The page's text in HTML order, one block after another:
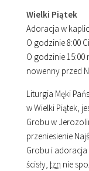
Wielki Piątek
Adoracja w
O godzinie8:00
O godzinie15:00
nowenny przed
Liturgia Męki
w Wielki Piątek,
Grobu w
przeniesienie
Grobu i
ścisły, tzn nie